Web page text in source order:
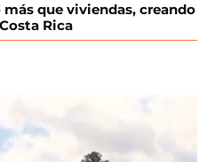
que viviendas, creando
Rica